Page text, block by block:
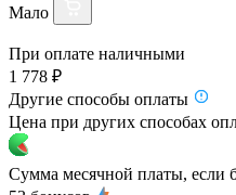
Мало
При оплате наличными
1 778 ₽
Другие способы оплаты
Цена при других способах
Сумма месячной платы, если